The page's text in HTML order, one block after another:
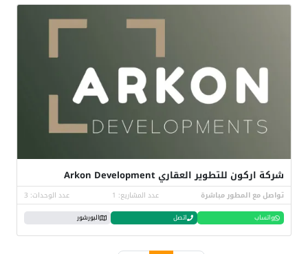
شركة اركون للتطوير العقاري Arkon Development
تواصل مع المطور مباشرة عدد المشاريع: 1 عدد الوحدات: 3
واتساب اتصل البورشور